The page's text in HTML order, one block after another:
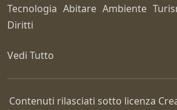
Tecnologia Abitare Ambiente
Diritti
Vedi Tutto
Contenuti rilasciati sotto licenza